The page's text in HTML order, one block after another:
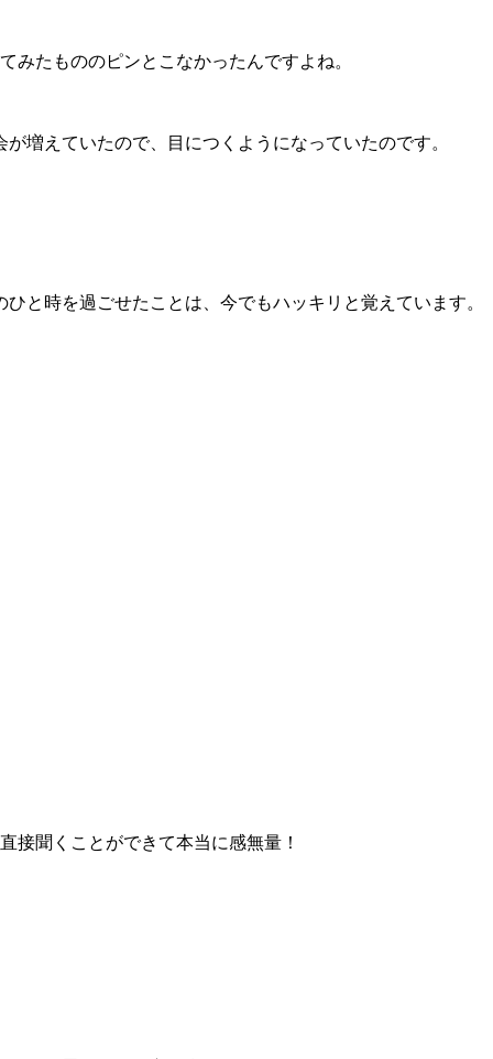
みたもののピンとこなかったんですよね。
増えていたので、目につくようになっていたのです。
と時を過ごせたことは、今でもハッキリと覚えています。
接聞くことができて本当に感無量！